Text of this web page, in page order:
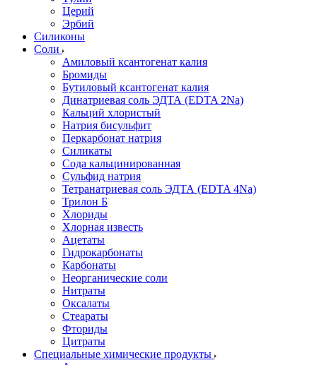
Церий
Эрбий
Силиконы
Соли
Амиловый ксантогенат калия
Бромиды
Бутиловый ксантогенат калия
Динатриевая соль ЭДТА (EDTA 2Na)
Кальций хлористый
Натрия бисульфит
Перкарбонат натрия
Силикаты
Сода кальцинированная
Сульфид натрия
Тетранатриевая соль ЭДТА (EDTA 4Na)
Трилон Б
Хлориды
Хлорная известь
Ацетаты
Гидрокарбонаты
Карбонаты
Неорганические соли
Нитраты
Оксалаты
Стеараты
Фториды
Цитраты
Специальные химические продукты